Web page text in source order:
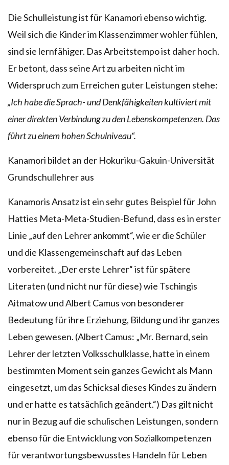
Die Schulleistung ist für Kanamori ebenso wichtig.
Weil sich die Kinder im Klassenzimmer wohler fühlen,
sind sie lernfähiger. Das Arbeitstempo ist daher hoch.
Er betont, dass seine Art zu arbeiten nicht im
Widerspruch zum Erreichen guter Leistungen stehe:
„Ich habe die Sprach- und Denkfähigkeiten kultiviert mit
einer direkten Verbindung zu den Lebenskompetenzen. Das
führt zu einem hohen Schulniveau“.
Kanamori bildet an der Hokuriku-Gakuin-Universität
Grundschullehrer aus
Kanamoris Ansatz ist ein sehr gutes Beispiel für John
Hatties Meta-Meta-Studien-Befund, dass es in erster
Linie „auf den Lehrer ankommt“, wie er die Schüler
und die Klassengemeinschaft auf das Leben
vorbereitet. „Der erste Lehrer“ ist für spätere
Literaten (und nicht nur für diese) wie Tschingis
Aitmatow und Albert Camus von besonderer
Bedeutung für ihre Erziehung, Bildung und ihr ganzes
Leben gewesen. (Albert Camus: „Mr. Bernard, sein
Lehrer der letzten Volksschulklasse, hatte in einem
bestimmten Moment sein ganzes Gewicht als Mann
eingesetzt, um das Schicksal dieses Kindes zu ändern
und er hatte es tatsächlich geändert.“) Das gilt nicht
nur in Bezug auf die schulischen Leistungen, sondern
ebenso für die Entwicklung von Sozialkompetenzen
für verantwortungsbewusstes Handeln für Leben